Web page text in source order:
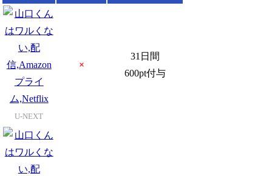
U-NEXT
×
31日間
600pt付与